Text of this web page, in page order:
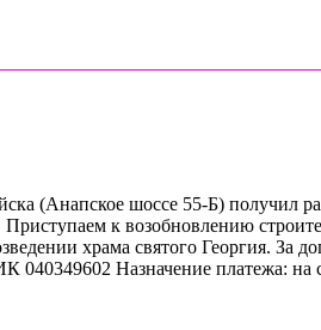
(Анапское шоссе 55-Б) получил
к возобновлению
храма святого Георгия.
Назначение платежа: на